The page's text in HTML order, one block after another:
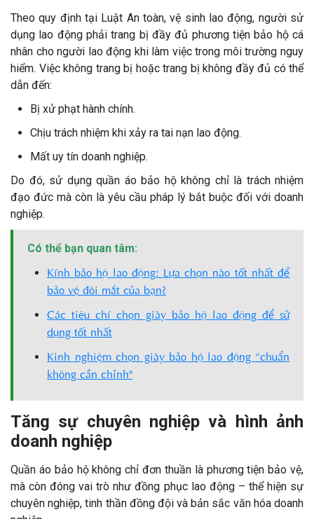
Theo quy định tại Luật An toàn, vệ sinh lao động, người sử
dụng lao động phải trang bị đầy đủ phương tiện bảo hộ cá
nhân cho người lao động khi làm việc trong môi trường nguy
hiểm. Việc không trang bị hoặc trang bị không đầy đủ có thể
dẫn đến:
Bị xử phạt hành chính.
Chịu trách nhiệm khi xảy ra tai nạn lao động.
Mất uy tín doanh nghiệp.
Do đó, sử dụng quần áo bảo hộ không chỉ là trách nhiệm
đạo đức mà còn là yêu cầu pháp lý bắt buộc đối với doanh
nghiệp.
Có thể bạn quan tâm:
Kính bảo hộ lao động: Lựa chọn nào tốt nhất để
bảo vệ đôi mắt của bạn?
Các tiêu chí chọn giày bảo hộ lao động để sử
dụng tốt nhất
Kinh nghiệm chọn giày bảo hộ lao động “chuẩn
không cần chỉnh"
Tăng sự chuyên nghiệp và hình ảnh
doanh nghiệp
Quần áo bảo hộ không chỉ đơn thuần là phương tiện bảo vệ,
mà còn đóng vai trò như đồng phục lao động – thể hiện sự
chuyên nghiệp, tinh thần đồng đội và bản sắc văn hóa doanh